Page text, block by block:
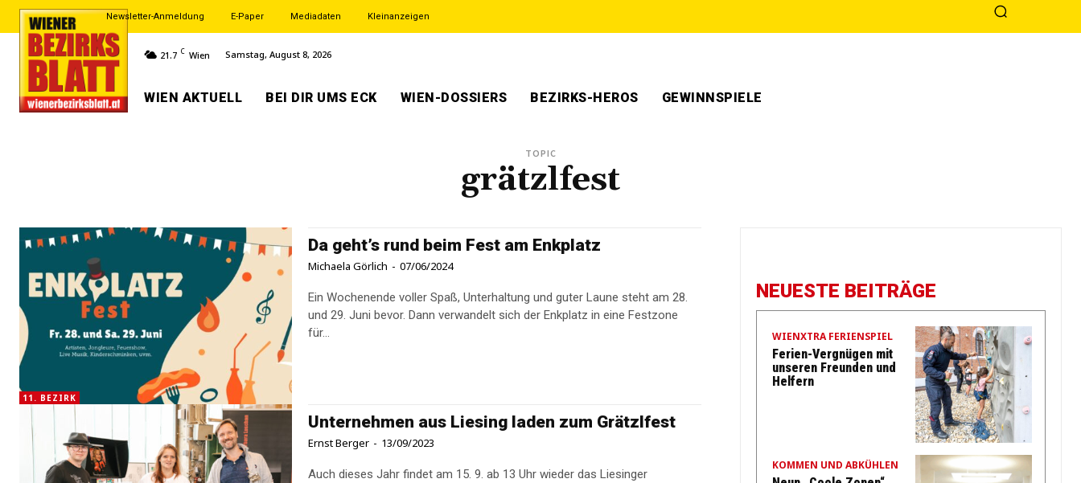
Newsletter-Anmeldung E-Paper Mediadaten Kleinanzeigen
21.7 C Wien Samstag, August 8, 2026
WIEN AKTUELL BEI DIR UMS ECK WIEN-DOSSIERS BEZIRKS-HEROS GEWINNSPIELE
TOPIC
grätzlfest
11. BEZIRK
Da geht’s rund beim Fest am Enkplatz
Michaela Görlich - 07/06/2024
Ein Wochenende voller Spaß, Unterhaltung und guter Laune steht am 28.
und 29. Juni bevor. Dann verwandelt sich der Enkplatz in eine Festzone
für...
Unternehmen aus Liesing laden zum Grätzlfest
Ernst Berger - 13/09/2023
Auch dieses Jahr findet am 15. 9. ab 13 Uhr wieder das Liesinger
NEUESTE BEITRÄGE
WIENXTRA FERIENSPIEL
Ferien-Vergnügen mit
unseren Freunden und
Helfern
KOMMEN UND ABKÜHLEN